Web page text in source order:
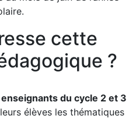
cette
?
enseignants du cycle 2 et 3
élèves les thématiques